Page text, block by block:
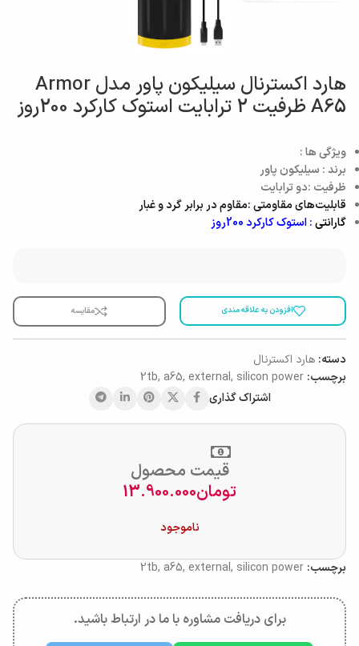
هارد اکسترنال سیلیکون پاور مدل Armor
A65 ظرفیت 2 ترابایت استوک کارکرد 200روز
ویژگی ها :
برند : سیلیکون پاور
ظرفیت :دو ترابایت
قابلیت‌های مقاومتی :مقاوم در برابر گرد و غبار
گارانتی: استوک کارکرد 200روز
افزودن به علاقه مندی مقایسه
دسته: هارد اکسترنال
برچسب:
2tb, a65, external, silicon power
اشتراک گذاری
قیمت محصول
تومان13.900.000
ناموجود
برچسب: 2tb, a65, external, silicon power
برای دریافت مشاوره با ما در ارتباط باشید.